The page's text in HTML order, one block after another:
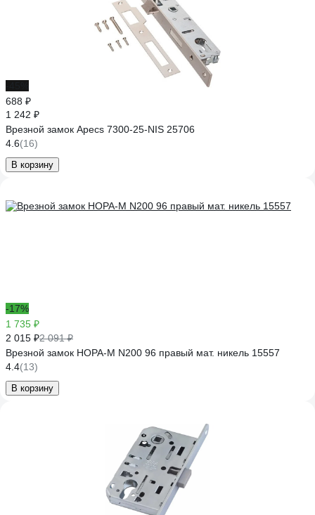
688 ₽
1 242 ₽
Врезной замок Apecs 7300-25-NIS 25706
4.6(16)
В корзину
-17%
1 735 ₽
2 015 ₽2 091 ₽
Врезной замок НОРА-М N200 96 правый мат. никель 15557
4.4(13)
В корзину